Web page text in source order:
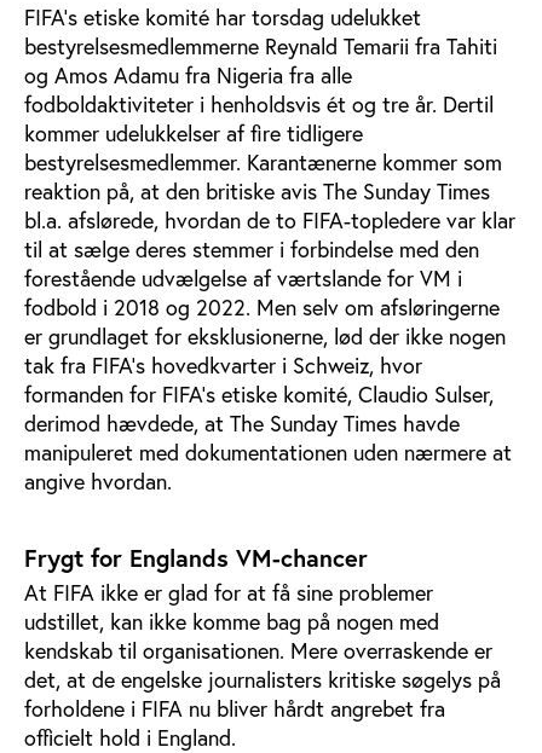
FIFA’s etiske komité har torsdag udelukket
bestyrelsesmedlemmerne Reynald Temarii fra Tahiti
og Amos Adamu fra Nigeria fra alle
fodboldaktiviteter i henholdsvis ét og tre år. Dertil
kommer udelukkelser af fire tidligere
bestyrelsesmedlemmer. Karantænerne kommer som
reaktion på, at den britiske avis The Sunday Times
bl.a. afslørede, hvordan de to FIFA-topledere var klar
til at sælge deres stemmer i forbindelse med den
forestående udvælgelse af værtslande for VM i
fodbold i 2018 og 2022. Men selv om afsløringerne
er grundlaget for eksklusionerne, lød der ikke nogen
tak fra FIFA’s hovedkvarter i Schweiz, hvor
formanden for FIFA’s etiske komité, Claudio Sulser,
derimod hævdede, at The Sunday Times havde
manipuleret med dokumentationen uden nærmere at
angive hvordan.
Frygt for Englands VM-chancer
At FIFA ikke er glad for at få sine problemer
udstillet, kan ikke komme bag på nogen med
kendskab til organisationen. Mere overraskende er
det, at de engelske journalisters kritiske søgelys på
forholdene i FIFA nu bliver hårdt angrebet fra
officielt hold i England.